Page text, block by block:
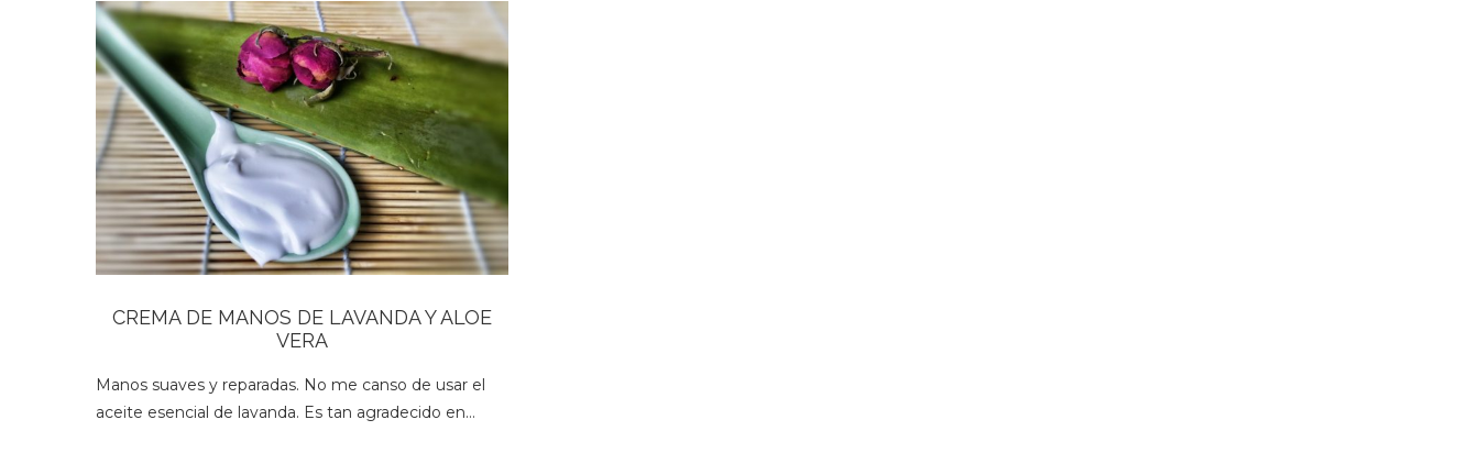
CREMA DE MANOS DE LAVANDA Y ALOE
VERA
Manos suaves y reparadas. No me canso de usar el
aceite esencial de lavanda. Es tan agradecido en…